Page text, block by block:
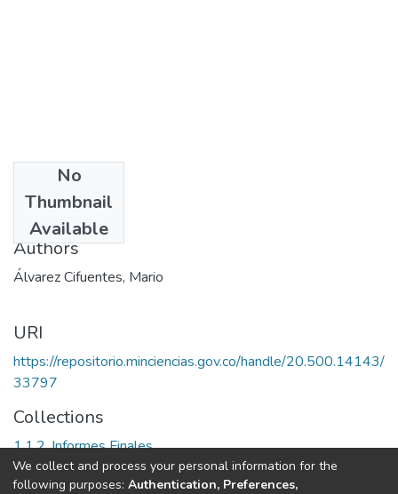
No
Thumbnail
Available
2004
Authors
Álvarez Cifuentes, Mario
URI
https://repositorio.minciencias.gov.co/handle/20.500.14143/
33797
Collections
1.1.2. Informes Finales
Full item page
We collect and process your personal information for the
following purposes: Authentication, Preferences,